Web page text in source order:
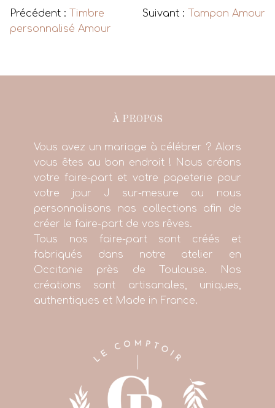
Précédent :
Timbre
personnalisé Amour
Suivant : Tampon Amour
À PROPOS
Vous avez un mariage à célébrer ? Alors
vous êtes au bon endroit ! Nous créons
votre faire-part et votre papeterie pour
votre jour J sur-mesure ou nous
personnalisons nos collections afin de
créer le faire-part de vos rêves.
Tous nos faire-part sont créés et
fabriqués dans notre atelier en
Occitanie près de Toulouse. Nos
créations sont artisanales, uniques,
authentiques et Made in France.